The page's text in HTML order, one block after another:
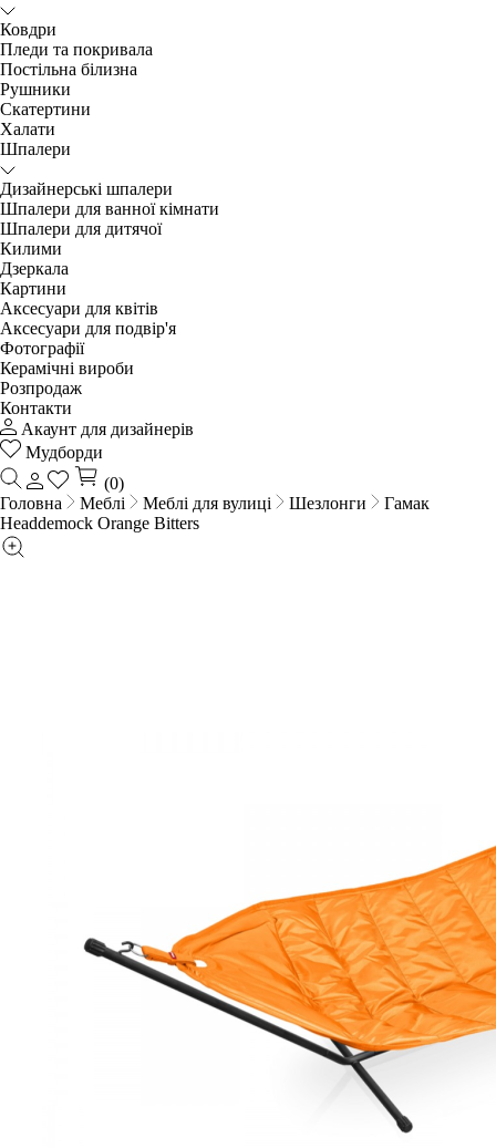
Ковдри
Пледи та покривала
Постільна білизна
Рушники
Скатертини
Халати
Шпалери
Дизайнерські шпалери
Шпалери для ванної кімнати
Шпалери для дитячої
Килими
Дзеркала
Картини
Аксесуари для квітів
Аксесуари для подвір'я
Фотографії
Керамічні вироби
Розпродаж
Контакти
Акаунт для дизайнерів
Мудборди
(0)
Головна
Меблі Меблі для вулиці Шезлонги
Гамак
Headdemock Orange Bitters